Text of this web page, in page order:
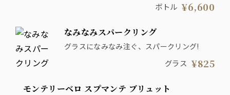
ボトル ¥6,600
なみなみスパークリング
グラスになみなみ注ぐ、スパークリング!
グラス ¥825
モンテリーベロ スプマンテ ブリュット